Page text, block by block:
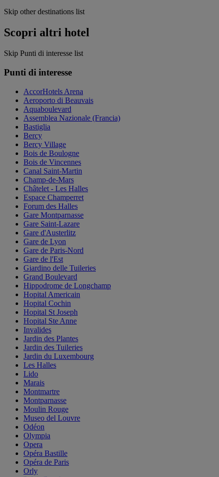
Skip other destinations list
Scopri altri hotel
Skip Punti di interesse list
Punti di interesse
AccorHotels Arena
Aeroporto di Beauvais
Aquaboulevard
Assemblea Nazionale (Francia)
Bastiglia
Bercy
Bercy Village
Bois de Boulogne
Bois de Vincennes
Canal Saint-Martin
Champ-de-Mars
Châtelet - Les Halles
Espace Champerret
Forum des Halles
Gare Montparnasse
Gare Saint-Lazare
Gare d'Austerlitz
Gare de Lyon
Gare de Paris-Nord
Gare de l'Est
Giardino delle Tuileries
Grand Boulevard
Hippodrome de Longchamp
Hopital Americain
Hopital Cochin
Hopital St Joseph
Hopital Ste Anne
Invalides
Jardin des Plantes
Jardin des Tuileries
Jardin du Luxembourg
Les Halles
Lido
Marais
Montmartre
Montparnasse
Moulin Rouge
Museo del Louvre
Odéon
Olympia
Opera
Opéra Bastille
Opéra de Paris
Orly